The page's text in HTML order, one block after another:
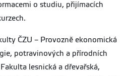
o studiu, přijímacích
ČZU – Provozně ekonomická
potravinových a přírodních
lesnická a dřevařská,